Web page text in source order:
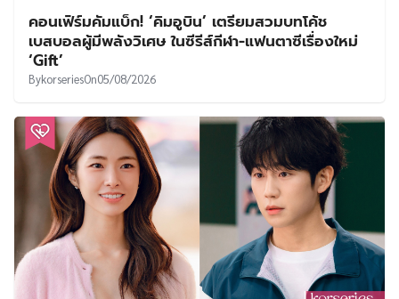
คอนเฟิร์มคัมแบ็ก! ‘คิมอูบิน’ เตรียมสวมบทโค้ช
เบสบอลผู้มีพลังวิเศษ ในซีรีส์กีฬา-แฟนตาซีเรื่องใหม่
‘Gift’
BykorseriesOn05/08/2026